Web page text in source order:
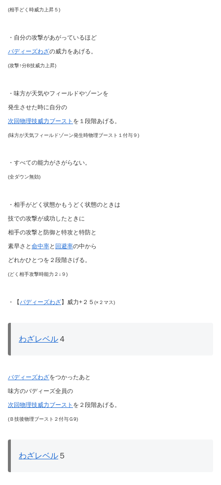
(相手どく時威力上昇５)
・自分の攻撃があがっているほど
バディーズわざの威力をあげる。
(攻撃↑分B技威力上昇)
・味方が天気やフィールドやゾーンを
発生させた時に自分の
次回物理技威力ブースト を１段階あげる。
(味方が天気フィールドゾーン発生時物理ブースト１付与９)
・すべての能力がさがらない。
(全ダウン無効)
・相手がどく状態かもうどく状態のときは
技での攻撃が成功したときに
相手の攻撃と防御と特攻と特防と
素早さと 命中率と 回避率の中から
どれかひとつを２段階さげる。
(どく相手攻撃時能力２↓９)
・【バディーズわざ】威力+２５ (×２マス)
わざレベル４
バディーズわざをつかったあと
味方のバディーズ全員の
次回物理技威力ブースト を２段階あげる。
(Ｂ技後物理ブースト２付与Ｇ9)
わざレベル ５